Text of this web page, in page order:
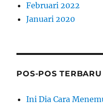
Februari 2022
Januari 2020
POS-POS TERBARU
Ini Dia Cara